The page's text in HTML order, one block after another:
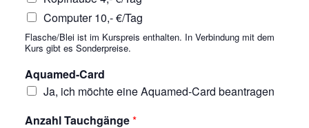
Computer 10,- €/Tag
Flasche/Blei ist im Kurspreis enthalten. In Verbindung mit dem
Kurs gibt es Sonderpreise.
Aquamed-Card
Ja, ich möchte eine Aquamed-Card beantragen
Anzahl Tauchgänge*